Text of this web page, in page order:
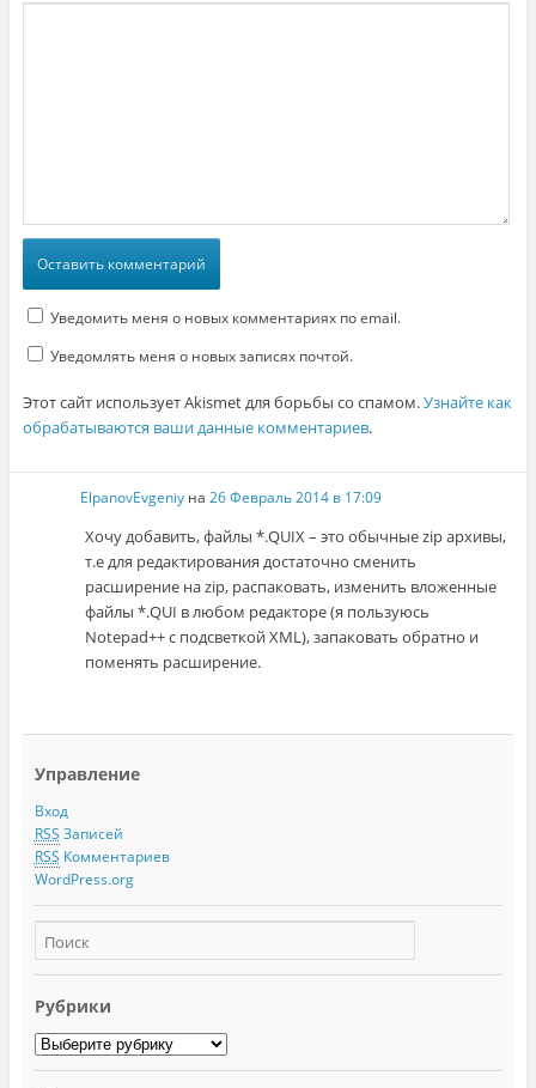
Уведомить меня о новых комментариях по email.
Уведомлять меня о новых записях почтой.
Этот сайт использует Akismet для борьбы со спамом.Узнайте как
обрабатываются ваши данные комментариев.
ElpanovEvgeniy на26 Февраль 2014 в 17:09
Хочу добавить, файлы *.QUIX – это обычные zip архивы,
т.е для редактирования достаточно сменить
расширение на zip, распаковать, изменить вложенные
файлы *.QUI в любом редакторе (я пользуюсь
Notepad++ с подсветкой XML), запаковать обратно и
поменять расширение.
Управление
Вход
RSS Записей
RSS Комментариев
WordPress.org
Рубрики